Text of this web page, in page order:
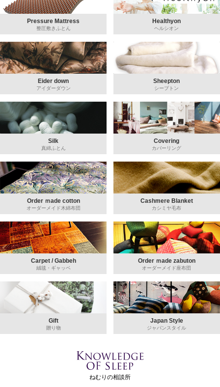
Pressure Mattress
整圧敷きふとん
Healthyon
ヘルシオン
Eider down
アイダーダウン
Sheepton
シープトン
Silk
真綿ふとん
Covering
カバーリング
Order ｍade cotton
オーダーメイド木綿布団
Cashmere Blanket
カシミヤ毛布
Carpet / Gabbeh
絨毯・ギャッベ
Order ｍade zabuton
オーダーメイド座布団
Gift
贈り物
Japan Style
ジャパンスタイル
ねむりの相談所